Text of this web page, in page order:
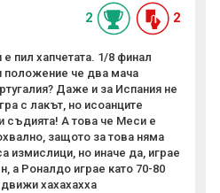
2 2
пил хапчетата. 1/8 финал
положение че два мача
Даже и за Испания не
с лакът, но исоанците
съдията! А това че Меси е
защото за това няма
измислици, но иначе да, играе
а Роналдо играе като 70-80
хахахахха